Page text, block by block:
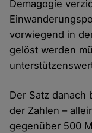
Demagogie
vorwiegend in
gelöst werden
Der Satz danach
der Zahlen –
gegenüber 500